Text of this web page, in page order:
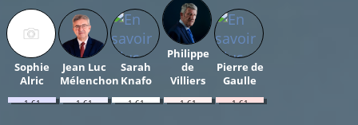
(2)
(1)
Sophie
Alric
1.61
Jean Luc
Mélenchon
1.61
Sarah
Knafo
1.61
Philippe
de
Villiers
1.61
Pierre de
Gaulle
1.61